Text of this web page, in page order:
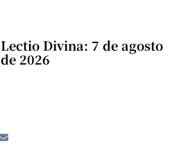
Lectio Divina: 7 de agosto
de 2026